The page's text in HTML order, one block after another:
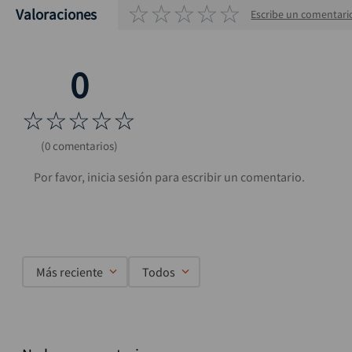
Valoraciones ☆☆☆☆☆ Escribe un
☆☆☆☆☆
(0 comentarios)
Más reciente Todos